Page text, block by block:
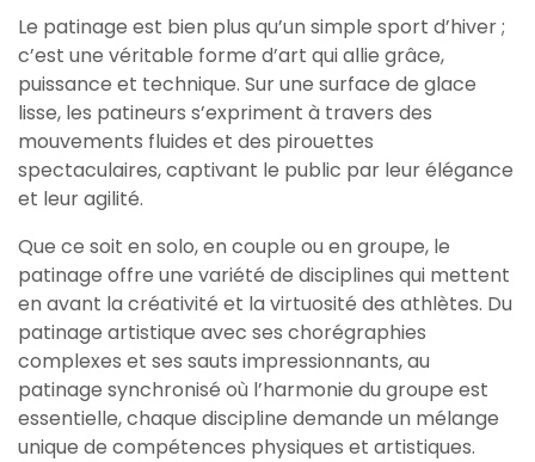
Le patinage est bien plus qu’un simple sport d’hiver ;
c’est une véritable forme d’art qui allie grâce,
puissance et technique. Sur une surface de glace
lisse, les patineurs s’expriment à travers des
mouvements fluides et des pirouettes
spectaculaires, captivant le public par leur élégance
et leur agilité.
Que ce soit en solo, en couple ou en groupe, le
patinage offre une variété de disciplines qui mettent
en avant la créativité et la virtuosité des athlètes. Du
patinage artistique avec ses chorégraphies
complexes et ses sauts impressionnants, au
patinage synchronisé où l’harmonie du groupe est
essentielle, chaque discipline demande un mélange
unique de compétences physiques et artistiques.